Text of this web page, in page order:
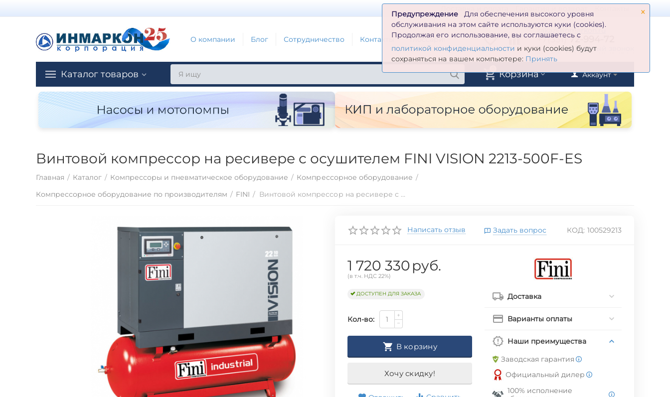
×
Предупреждение
Для обеспечения высокого уровня
обслуживания на этом сайте используются куки (cookies).
Продолжая его использование, вы соглашаетесь с
политикой конфиденциальности и куки (cookies) будут
сохраняться на вашем компьютере: Принять
О компании Блог Сотрудничество Контакты Глоссарий
zakaz@inmarkon.ru
+7(351)72-994-72
Заказать обратный звонок
Каталог товаров Аккаунт
Корзина
Винтовой компрессор на ресивере с осушителем FINI VISION 2213-500F-ES
Главная / Каталог / Компрессоры и пневматическое оборудование / Компрессорное оборудование /
Компрессорное оборудование по производителям / FINI / Винтовой компрессор на ресивере с осушителем FINI VISION 2213-500F-ES
Написать отзыв Задать вопрос КОД: 100529213
1 720 330 руб.
(в т.ч. НДС 22%)
ДОСТУПЕН ДЛЯ ЗАКАЗА
Кол-во:
+
−
В корзину
Хочу скидку!
Доставка
Варианты оплаты
Наши преимущества
Заводская гарантия
Официальный дилер
100% исполнение